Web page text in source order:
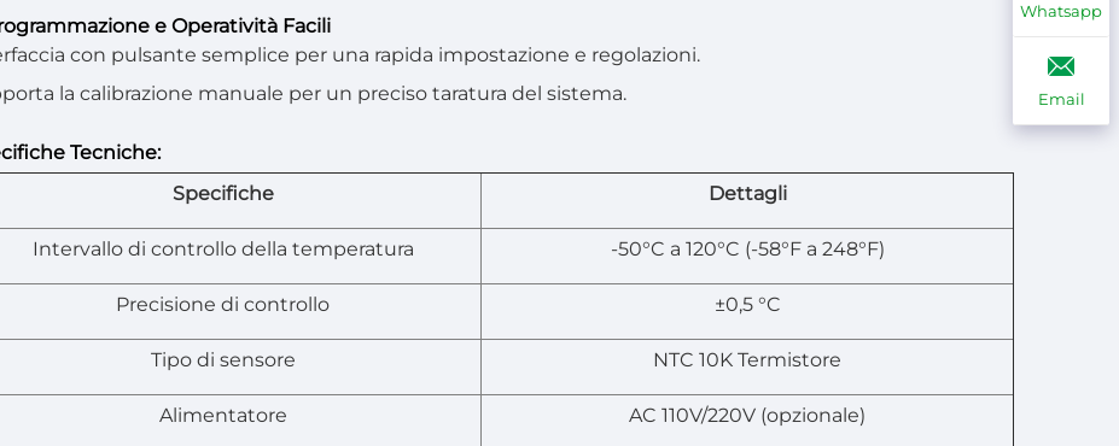
e Operatività Facili
con pulsante semplice per una rapida impostazione e regolazioni.
la calibrazione manuale per un preciso taratura del sistema.
Tecniche:
Specifiche
Dettagli
Intervallo di controllo della temperatura -50°C a 120°C (-58°F a 248°F)
Precisione di controllo ±0,5 °C
Tipo di sensore NTC 10K Termistore
Alimentatore AC 110V/220V (opzionale)
Whatsapp
Email